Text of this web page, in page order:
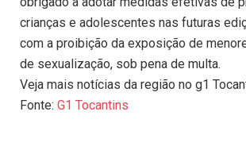
crianças e adolescentes nas futuras
com a proibição da exposição de
de sexualização, sob pena de multa.
Veja mais notícias da região no g1
Fonte: G1 Tocantins